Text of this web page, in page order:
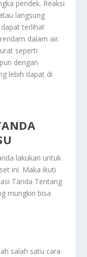
pendek. Reaksi
langsung
terlihat
dalam air.
seperti
dengan
lebih dapat di
lakukan untuk
ini. Maka ikuti
Tanda Tentang
mungkin bisa
salah satu cara